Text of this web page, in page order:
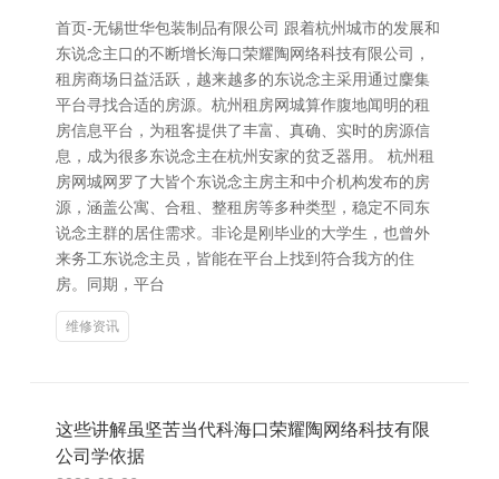
首页-无锡世华包装制品有限公司 跟着杭州城市的发展和
东说念主口的不断增长海口荣耀陶网络科技有限公司，
租房商场日益活跃，越来越多的东说念主采用通过麇集
平台寻找合适的房源。杭州租房网城算作腹地闻明的租
房信息平台，为租客提供了丰富、真确、实时的房源信
息，成为很多东说念主在杭州安家的贫乏器用。 杭州租
房网城网罗了大皆个东说念主房主和中介机构发布的房
源，涵盖公寓、合租、整租房等多种类型，稳定不同东
说念主群的居住需求。非论是刚毕业的大学生，也曾外
来务工东说念主员，皆能在平台上找到符合我方的住
房。同期，平台
维修资讯
这些讲解虽坚苦当代科海口荣耀陶网络科技有限
公司学依据